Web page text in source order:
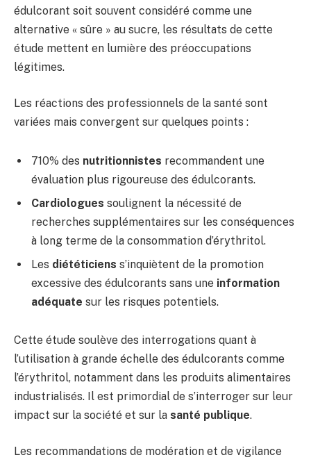
édulcorant soit souvent considéré comme une
alternative « sûre » au sucre, les résultats de cette
étude mettent en lumière des préoccupations
légitimes.
Les réactions des professionnels de la santé sont
variées mais convergent sur quelques points :
710% des nutritionnistes recommandent une
évaluation plus rigoureuse des édulcorants.
Cardiologues soulignent la nécessité de
recherches supplémentaires sur les conséquences
à long terme de la consommation d’érythritol.
Les diététiciens s’inquiètent de la promotion
excessive des édulcorants sans une information
adéquate sur les risques potentiels.
Cette étude soulève des interrogations quant à
l’utilisation à grande échelle des édulcorants comme
l’érythritol, notamment dans les produits alimentaires
industrialisés. Il est primordial de s’interroger sur leur
impact sur la société et sur la santé publique.
Les recommandations de modération et de vigilance